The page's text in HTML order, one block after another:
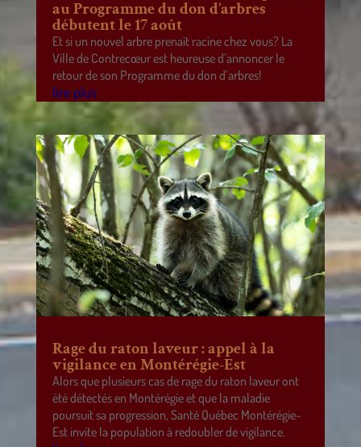
au Programme du don d’arbres
débutent le 17 août
Et si un nouvel arbre prenait racine chez vous? La
Ville de Contrecœur est heureuse d’annoncer le
retour de son Programme du don d’arbres!
lire plus
Rage du raton laveur : appel à la
vigilance en Montérégie-Est
Alors que plusieurs cas de rage du raton laveur ont
été détectés en Montérégie et que la maladie
poursuit sa progression, Santé Québec Montérégie-
Est invite la population à redoubler de vigilance.